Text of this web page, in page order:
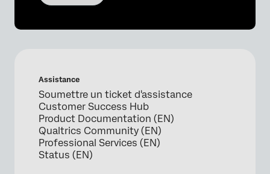
Assistance
Soumettre un ticket d'assistance
Customer Success Hub
Product Documentation (EN)
Qualtrics Community (EN)
Professional Services (EN)
Status (EN)